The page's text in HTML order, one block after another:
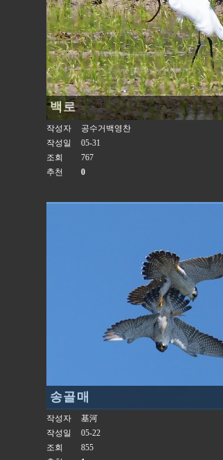
백로
작성자
공수거백영찬
작성일
05-31
조회
767
추천
0
송골매
작성자
基河
작성일
05-22
조회
855